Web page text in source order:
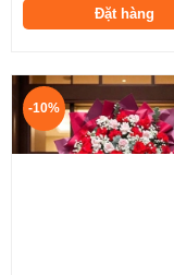
Đặt hàng
-10%